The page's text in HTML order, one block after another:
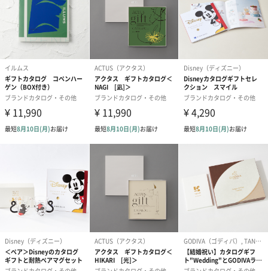
ダンボール装飾（ひま
わり）（720円）
ダンボール装飾（チュ
ーリップ）（720円）
ダンボール装
イトピンク×
ト）（580円）
商品に合わせたサイズをお届けします。